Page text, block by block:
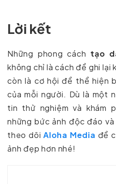
Lời kết
Những phong cách tạo
không chỉ là cách để ghi lại
còn là cơ hội để thể hiện
của mỗi người. Dù là một
tin thử nghiệm và khám
những bức ảnh độc đáo
theo dõiAloha Media để
ảnh đẹp hơn nhé!